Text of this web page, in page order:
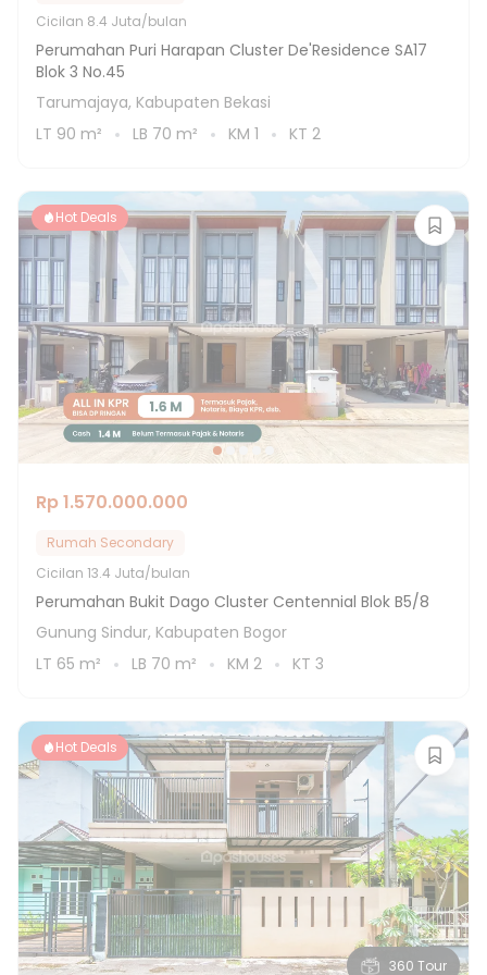
Cicilan 8.4 Juta/bulan
Perumahan Puri Harapan Cluster De'Residence SA17
Blok 3 No.45
Tarumajaya, Kabupaten Bekasi
LT 90 m² LB 70 m² KM 1 KT 2
Hot Deals
Rp 1.570.000.000
Rumah Secondary
Cicilan 13.4 Juta/bulan
Perumahan Bukit Dago Cluster Centennial Blok B5/8
Gunung Sindur, Kabupaten Bogor
LT 65 m² LB 70 m² KM 2 KT 3
360 Tour
Hot Deals